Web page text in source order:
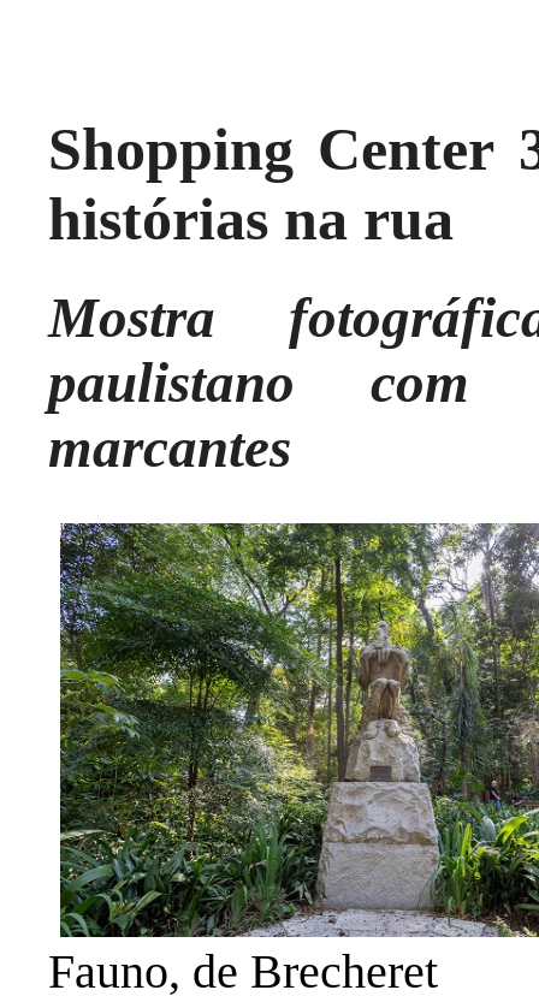
Shopping Center
histórias na rua
Mostra
paulistano com
marcantes
Fauno, de Brecheret